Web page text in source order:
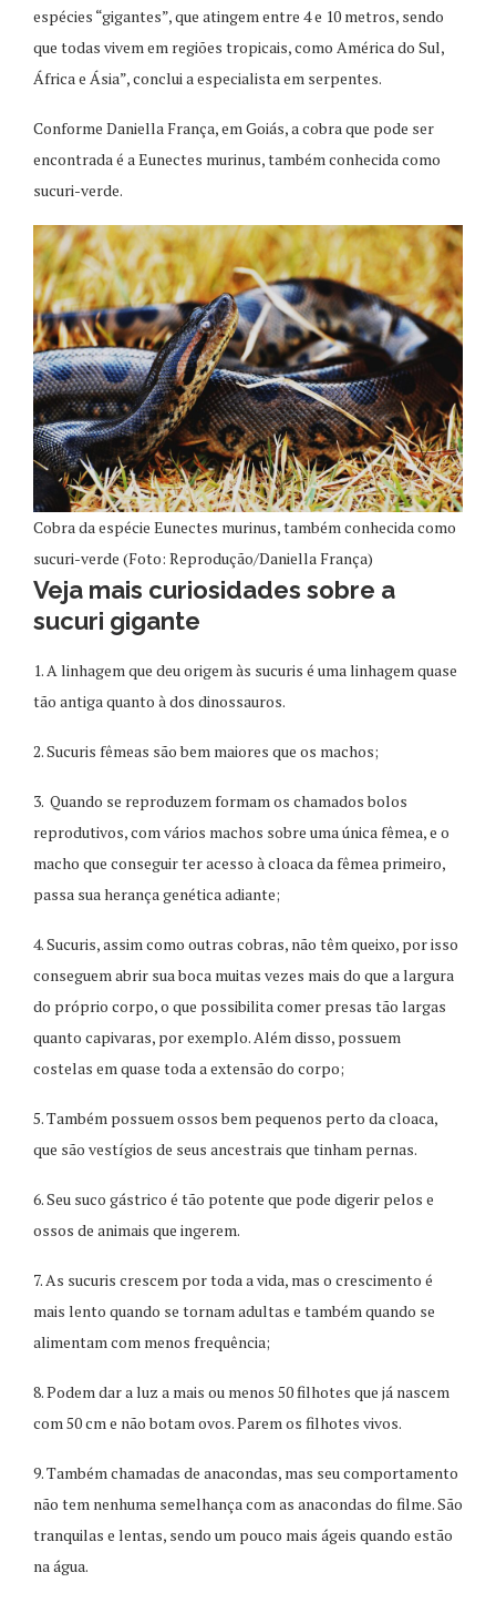
espécies “gigantes”, que atingem entre 4 e 10 metros, sendo
que todas vivem em regiões tropicais, como América do Sul,
África e Ásia”, conclui a especialista em serpentes.
Conforme Daniella França, em Goiás, a cobra que pode ser
encontrada é a Eunectes murinus, também conhecida como
sucuri-verde.
Cobra da espécie Eunectes murinus, também conhecida como
sucuri-verde (Foto: Reprodução/Daniella França)
Veja mais curiosidades sobre a
sucuri gigante
1. A linhagem que deu origem às sucuris é uma linhagem quase
tão antiga quanto à dos dinossauros.
2. Sucuris fêmeas são bem maiores que os machos;
3. Quando se reproduzem formam os chamados bolos
reprodutivos, com vários machos sobre uma única fêmea, e o
macho que conseguir ter acesso à cloaca da fêmea primeiro,
passa sua herança genética adiante;
4. Sucuris, assim como outras cobras, não têm queixo, por isso
conseguem abrir sua boca muitas vezes mais do que a largura
do próprio corpo, o que possibilita comer presas tão largas
quanto capivaras, por exemplo. Além disso, possuem
costelas em quase toda a extensão do corpo;
5. Também possuem ossos bem pequenos perto da cloaca,
que são vestígios de seus ancestrais que tinham pernas.
6. Seu suco gástrico é tão potente que pode digerir pelos e
ossos de animais que ingerem.
7. As sucuris crescem por toda a vida, mas o crescimento é
mais lento quando se tornam adultas e também quando se
alimentam com menos frequência;
8. Podem dar a luz a mais ou menos 50 filhotes que já nascem
com 50 cm e não botam ovos. Parem os filhotes vivos.
9. Também chamadas de anacondas, mas seu comportamento
não tem nenhuma semelhança com as anacondas do filme. São
tranquilas e lentas, sendo um pouco mais ágeis quando estão
na água.